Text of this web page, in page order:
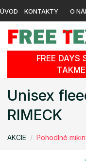
ÚVOD KONTAKTY O
FREE
Unisex
RIMECK
AKCIE Pohodlné